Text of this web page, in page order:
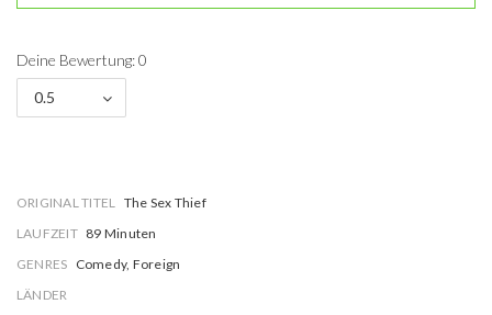
Deine Bewertung: 0
0.5
ORIGINAL TITEL The Sex Thief
LAUFZEIT 89 Minuten
GENRES Comedy, Foreign
LÄNDER